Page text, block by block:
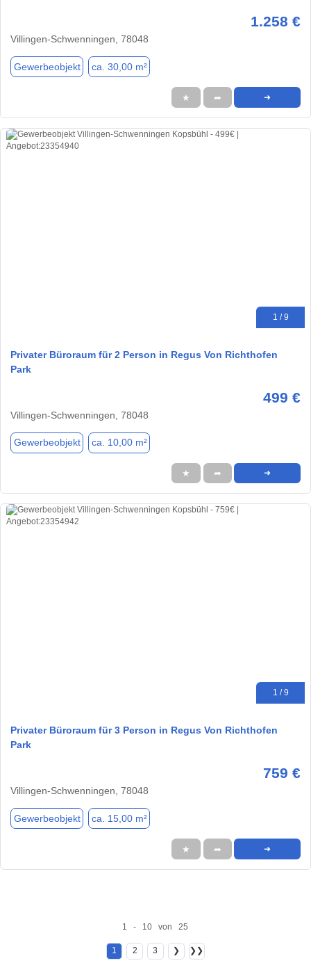
1.258 €
Villingen-Schwenningen, 78048
Gewerbeobjekt ca. 30,00 m²
★ ➦ ➜
1 / 9
Privater Büroraum für 2 Person in Regus Von Richthofen
Park
499 €
Villingen-Schwenningen, 78048
Gewerbeobjekt ca. 10,00 m²
★ ➦ ➜
1 / 9
Privater Büroraum für 3 Person in Regus Von Richthofen
Park
759 €
Villingen-Schwenningen, 78048
Gewerbeobjekt ca. 15,00 m²
★ ➦ ➜
1 - 10 von 25
1 2 3 ❯ ❯❯